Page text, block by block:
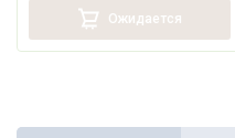
Ожидается